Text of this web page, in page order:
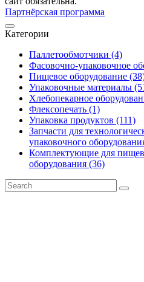
Партнёрская программа
Категории
Паллетообмотчики (4)
Фасовочно-упаковочное
Пищевое оборудование
Упаковочные материалы
Хлебопекарное
Флексопечать (1)
Упаковка продуктов (111)
Запчасти для
упаковочного
Комплектующие для
оборудования (36)